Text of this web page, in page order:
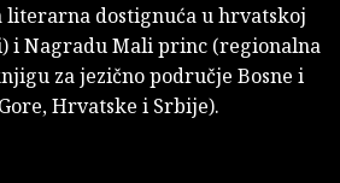
literarna dostignuća u hrvatskoj
i Nagradu Mali princ (regionalna
za jezično područje Bosne i
Hrvatske i Srbije).